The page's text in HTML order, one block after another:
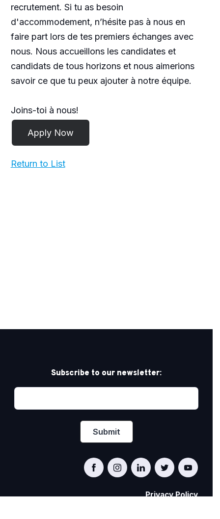
recrutement. Si tu as besoin
d'accommodement, n’hésite pas à nous en
faire part lors de tes premiers échanges avec
nous. Nous accueillons les candidates et
candidats de tous horizons et nous aimerions
savoir ce que tu peux ajouter à notre équipe.
Joins-toi à nous!
Return to List
Subscribe to our newsletter:
Privacy Policy